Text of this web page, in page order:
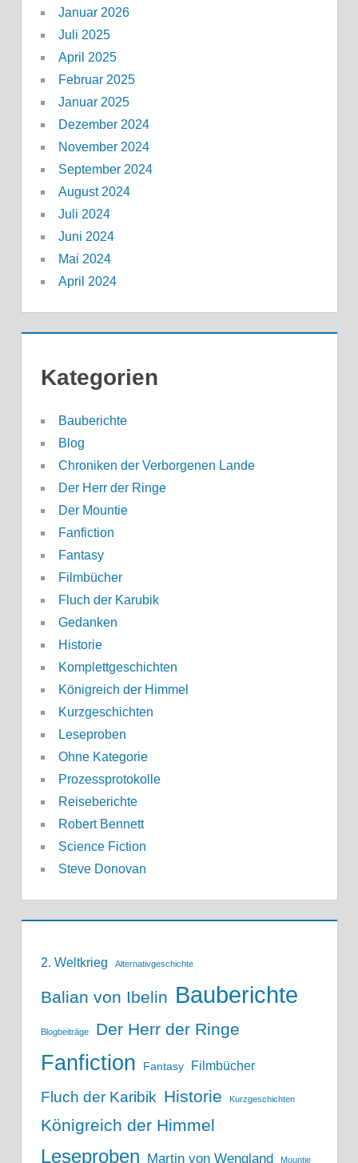
Januar 2026
Juli 2025
April 2025
Februar 2025
Januar 2025
Dezember 2024
November 2024
September 2024
August 2024
Juli 2024
Juni 2024
Mai 2024
April 2024
Kategorien
Bauberichte
Blog
Chroniken der Verborgenen Lande
Der Herr der Ringe
Der Mountie
Fanfiction
Fantasy
Filmbücher
Fluch der Karubik
Gedanken
Historie
Komplettgeschichten
Königreich der Himmel
Kurzgeschichten
Leseproben
Ohne Kategorie
Prozessprotokolle
Reiseberichte
Robert Bennett
Science Fiction
Steve Donovan
2. Weltkrieg Alternativgeschichte
Balian von Ibelin Bauberichte
Blogbeiträge Der Herr der Ringe
Fanfiction Fantasy Filmbücher
Fluch der Karibik Historie Kurzgeschichten
Königreich der Himmel
Leseproben Martin von Wengland Mountie